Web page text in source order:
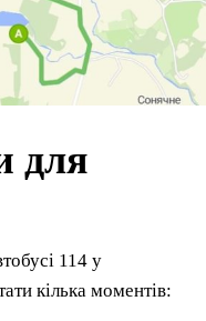
для
114 у
кілька моментів: